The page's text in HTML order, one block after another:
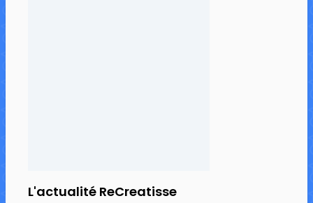
L'actualité ReCreatisse